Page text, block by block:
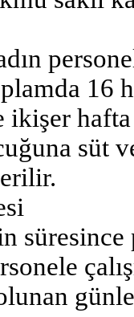
16
ikişer
süt
süresince